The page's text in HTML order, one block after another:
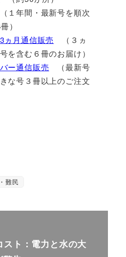
１年間・最新号を順次
）
ヵ月通信販売 （３ヵ
を含む６冊のお届け）
ー通信販売 （最新号
な号３冊以上のご注文
難民
ト：電力と水の大